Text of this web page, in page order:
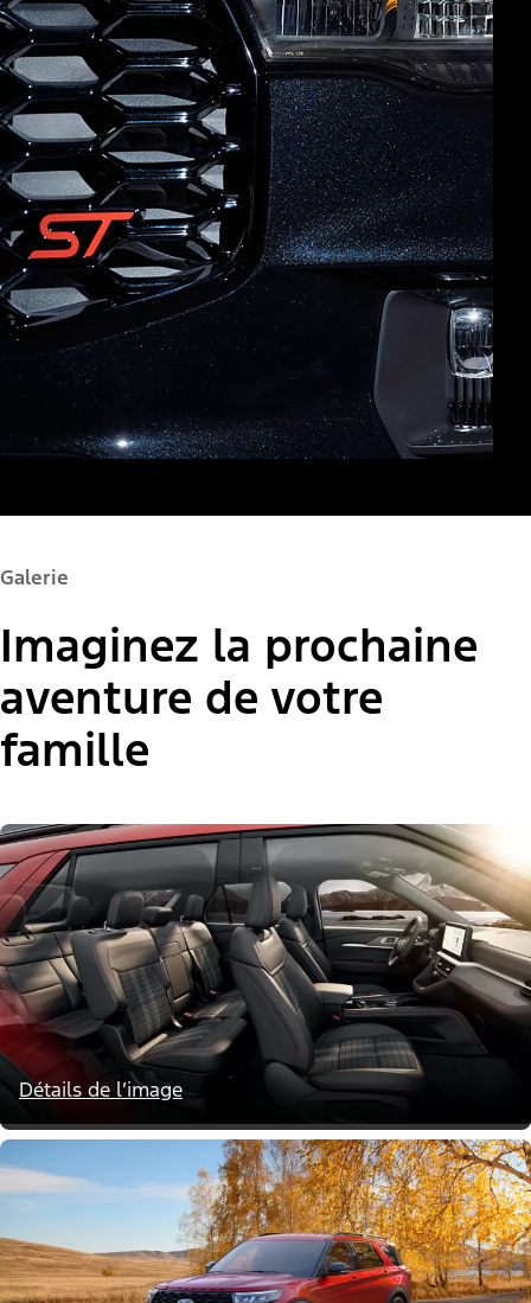
Galerie
Imaginez la prochaine
aventure de votre
famille
Détails de l’image